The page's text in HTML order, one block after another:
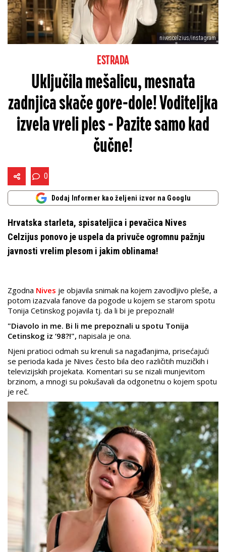
nivescelzius/instagram
ESTRADA
Uključila mešalicu, mesnata
zadnjica skače gore-dole! Voditeljka
izvela vreli ples - Pazite samo kad
čučne!
0
Dodaj Informer kao željeni izvor na Googlu
Hrvatska starleta, spisateljica i pevačica Nives
Celzijus ponovo je uspela da privuče ogromnu pažnju
javnosti vrelim plesom i jakim oblinama!
Zgodna Nives je objavila snimak na kojem zavodljivo pleše, a
potom izazvala fanove da pogode u kojem se starom spotu
Tonija Cetinskog pojavila tj. da li bi je prepoznali!
"Diavolo in me. Bi li me prepoznali u spotu Tonija
Cetinskog iz ‘98?!", napisala je ona.
Njeni pratioci odmah su krenuli sa nagađanjima, prisećajući
se perioda kada je Nives često bila deo različitih muzičkih i
televizijskih projekata. Komentari su se nizali munjevitom
brzinom, a mnogi su pokušavali da odgonetnu o kojem spotu
je reč.